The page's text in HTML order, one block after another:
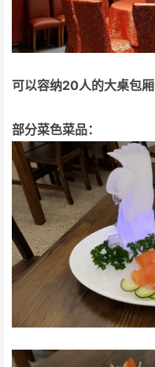
可以容纳20人的大桌包厢
部分菜色菜品：